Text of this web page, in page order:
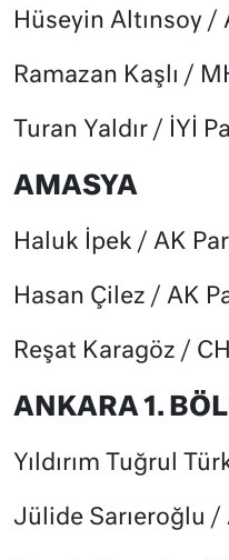
Hüseyin Altınsoy /
Ramazan Kaşlı /
Turan Yaldır / İYİ
AMASYA
Haluk İpek / AK
Hasan Çilez / AK
Reşat Karagöz /
ANKARA 1.
Yıldırım Tuğrul
Jülide Sarıeroğlu /